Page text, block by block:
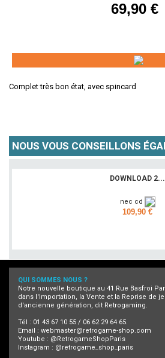
69,90 €
Complet très bon état, avec spincard
NOUS VOUS CONSEILLONS
DOWNLOAD 2...
nec cd
109,90 €
QUI SOMMES NOUS ?
Notre nouvelle boutique au 41 Rue Basfroi
dans l'Importation, la Vente et la Reprise de
d'ancienne génération, dit Retrogaming.
Tél : 01 43 67 10 55 / 06 62 29 64 65.
Email : webmaster@retrogame-shop.com
Youtube : @RetrogameShopParis
Instagram : @retrogame_shop_paris